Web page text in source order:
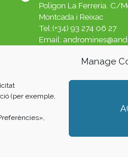
Manage
(per exemple,
Polígon La Ferreria. C/
Montcada i Reixac
Tel:(+34) 93 274 06 27
Email: